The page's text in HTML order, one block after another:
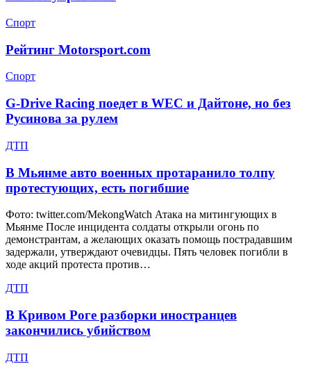
Спорт
Рейтинг Motorsport.com
Спорт
G-Drive Racing поедет в WEC и Дайтоне, но без
Русинова за рулем
ДТП
В Мьянме авто военных протаранило толпу
протестующих, есть погибшие
Фото: twitter.com/MekongWatch Атака на митингующих в
Мьянме После инцидента солдаты открыли огонь по
демонстрантам, а желающих оказать помощь пострадавшим
задержали, утверждают очевидцы. Пять человек погибли в
ходе акций протеста против…
ДТП
В Кривом Роге разборки иностранцев
закончились убийством
ДТП